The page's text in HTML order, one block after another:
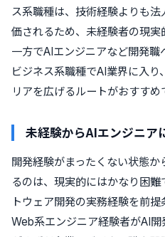
ス系職種は、技術経験よりも
価されるため、未経験者の現実
一方でAIエンジニアなど開発
ビジネス系職種でAI業界に入り
リアを広げるルートがおすすめ
未経験からAIエンジニア
開発経験がまったくない状態
るのは、現実的にはかなり困
トウェア開発の実務経験を前提
Web系エンジニア経験者がAI